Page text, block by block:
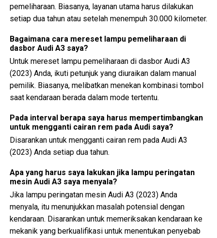
pemeliharaan. Biasanya, layanan utama harus dilakukan
setiap dua tahun atau setelah menempuh 30.000 kilometer.
Bagaimana cara mereset lampu pemeliharaan di
dasbor Audi A3 saya?
Untuk mereset lampu pemeliharaan di dasbor Audi A3
(2023) Anda, ikuti petunjuk yang diuraikan dalam manual
pemilik. Biasanya, melibatkan menekan kombinasi tombol
saat kendaraan berada dalam mode tertentu.
Pada interval berapa saya harus mempertimbangkan
untuk mengganti cairan rem pada Audi saya?
Disarankan untuk mengganti cairan rem pada Audi A3
(2023) Anda setiap dua tahun.
Apa yang harus saya lakukan jika lampu peringatan
mesin Audi A3 saya menyala?
Jika lampu peringatan mesin Audi A3 (2023) Anda
menyala, itu menunjukkan masalah potensial dengan
kendaraan. Disarankan untuk memeriksakan kendaraan ke
mekanik yang berkualifikasi untuk menentukan penyebab